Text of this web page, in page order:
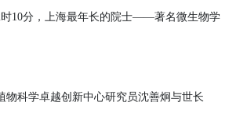
10分，上海最年长的院士——著名微生物学
科学卓越创新中心研究员沈善炯与世长